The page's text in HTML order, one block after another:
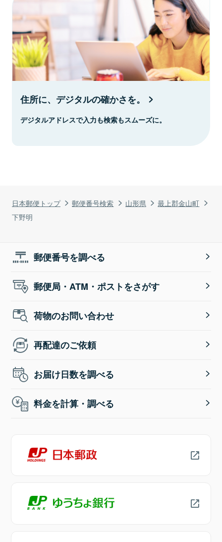
日本郵便トップ 郵便番号検索 山形県
最上郡金山町
下野明
住所に、デジタルの確かさを。
デジタルアドレスで入力も検索もスムーズに。
郵便番号を調べる
郵便局・ATM・ポストをさがす
荷物のお問い合わせ
再配達のご依頼
お届け日数を調べる
料金を計算・調べる